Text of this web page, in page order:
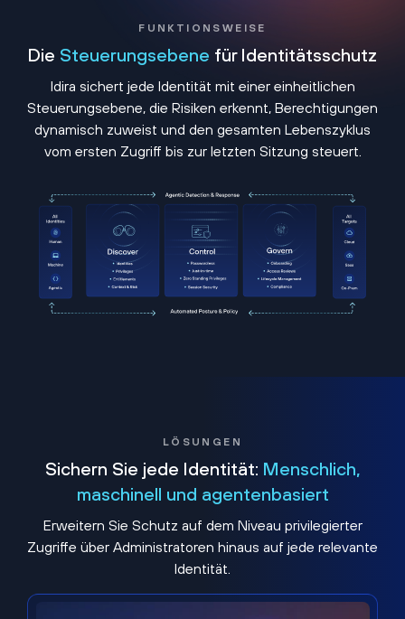
FUNKTIONSWEISE
Die Steuerungsebene für Identitätsschutz
Idira sichert jede Identität mit einer einheitlichen
Steuerungsebene, die Risiken erkennt, Berechtigungen
dynamisch zuweist und den gesamten Lebenszyklus
vom ersten Zugriff bis zur letzten Sitzung steuert.
LÖSUNGEN
Sichern Sie jede Identität: Menschlich,
maschinell und agentenbasiert
Erweitern Sie Schutz auf dem Niveau privilegierter
Zugriffe über Administratoren hinaus auf jede relevante
Identität.